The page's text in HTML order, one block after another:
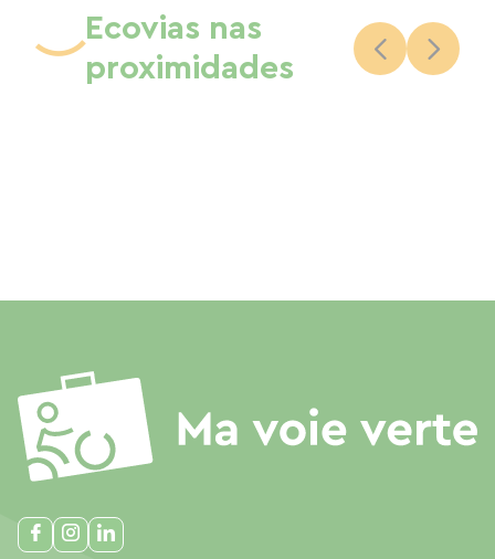
Ecovias nas
proximidades